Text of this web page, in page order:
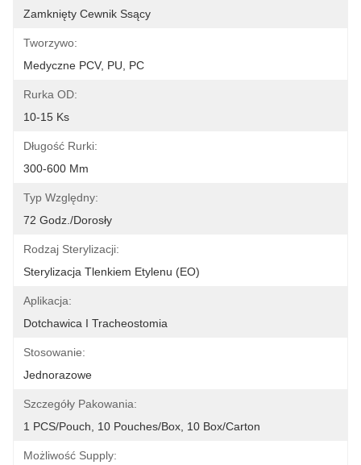
Zamknięty Cewnik Ssący
Tworzywo:
Medyczne PCV, PU, ​​PC
Rurka OD:
10-15 Ks
Długość Rurki:
300-600 Mm
Typ Względny:
72 Godz./dorosły
Rodzaj Sterylizacji:
Sterylizacja Tlenkiem Etylenu (EO)
Aplikacja:
Dotchawica I Tracheostomia
Stosowanie:
Jednorazowe
Szczegóły Pakowania:
1 PCS/Pouch, 10 Pouches/Box, 10 Box/Carton
Możliwość Supply: